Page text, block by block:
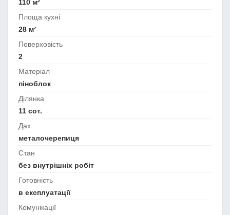
110 м²
Площа кухні
28 м²
Поверховість
2
Матеріал
піноблок
Ділянка
11 сот.
Дах
металочерепиця
Стан
без внутрішніх робіт
Готовність
в експлуатації
Комунікації